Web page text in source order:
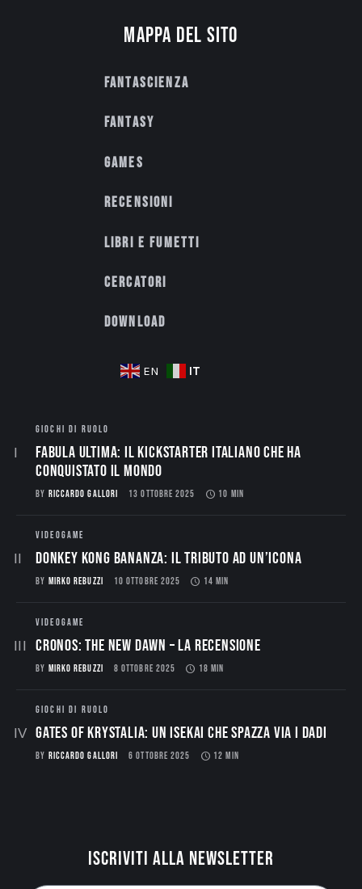
Mappa del sito
Fantascienza
Fantasy
Games
Recensioni
Libri e fumetti
Cercatori
Download
EN IT
GIOCHI DI RUOLO
Fabula Ultima: il Kickstarter italiano che ha
conquistato il mondo
BY RICCARDO GALLORI 13 OTTOBRE 2025 10 MIN
VIDEOGAME
Donkey Kong Bananza: Il Tributo ad un’Icona
BY MIRKO REBUZZI 10 OTTOBRE 2025 14 MIN
VIDEOGAME
CRONOS: THE NEW DAWN – La Recensione
BY MIRKO REBUZZI 8 OTTOBRE 2025 18 MIN
GIOCHI DI RUOLO
Gates of Krystalia: Un Isekai che spazza via i dadi
BY RICCARDO GALLORI 6 OTTOBRE 2025 12 MIN
Iscriviti alla newsletter